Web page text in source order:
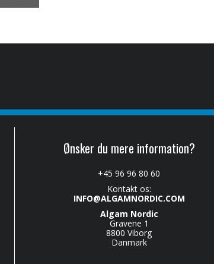
Ønsker du mere information?
+45 96 96 80 60
Kontakt os:
INFO@ALGAMNORDIC.COM
Algam Nordic
Gravene 1
8800 Viborg
Danmark